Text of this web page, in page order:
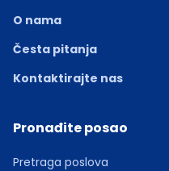
O nama
Česta pitanja
Kontaktirajte nas
Pronađite posao
Pretraga poslova